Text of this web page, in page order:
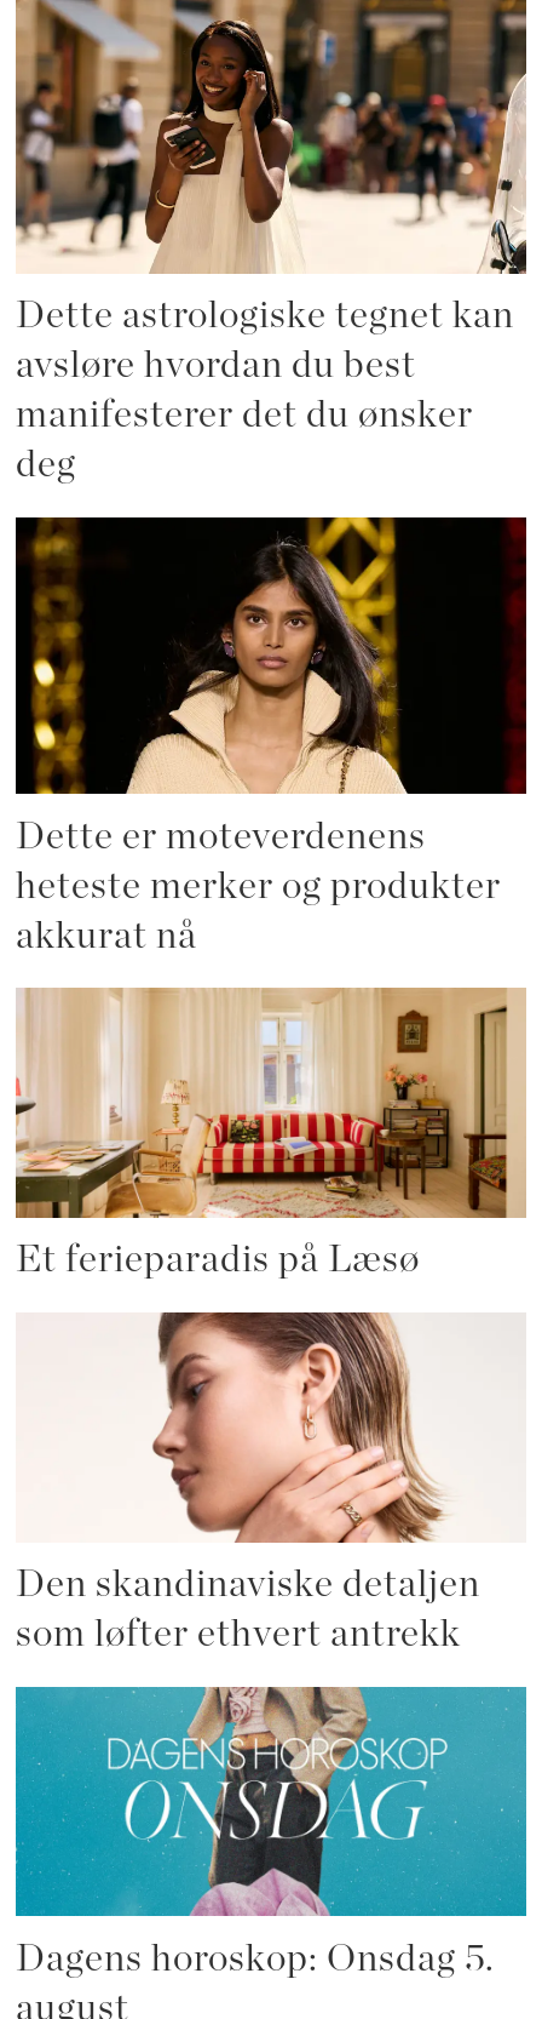
Dette astrologiske tegnet kan
avsløre hvordan du best
manifesterer det du ønsker
deg
Dette er moteverdenens
heteste merker og produkter
akkurat nå
Et ferieparadis på Læsø
Den skandinaviske detaljen
som løfter ethvert antrekk
Dagens horoskop: Onsdag 5.
august